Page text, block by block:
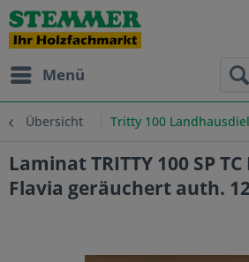
Menü
Übersicht Tritty 100
Laminat TRITTY 100 SP
Flavia geräuchert auth.